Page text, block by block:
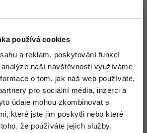
používá cookies
a reklam, poskytování funkcí
naší návštěvnosti využíváme
o tom, jak náš web používáte,
pro sociální média, inzerci a
údaje mohou zkombinovat s
které jste jim poskytli nebo které
že používáte jejich služby.
Hartinger
stejny vykon ???
co jsem delal tak 15%.
Odpovědět -4
9.3.2017 13:53
dolozit.